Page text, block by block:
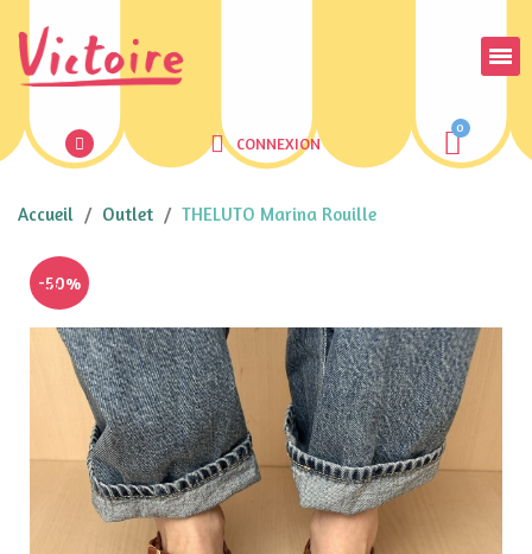
CONNEXION
Accueil Outlet THELUTO Marina Rouille
-50%